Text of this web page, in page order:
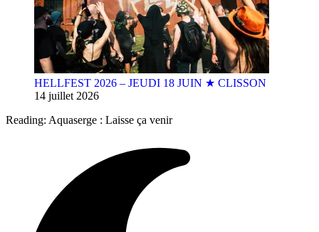
HELLFEST 2026 – JEUDI 18 JUIN ★ CLISSON
14 juillet 2026
Reading: Aquaserge : Laisse ça venir